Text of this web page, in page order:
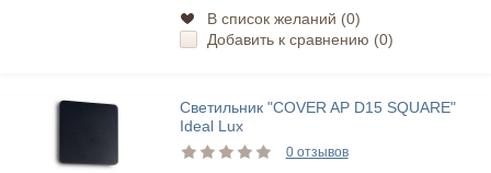
В список желаний (0)
Добавить к сравнению (0)
Светильник "COVER AP D15 SQUARE"
Ideal Lux
0 отзывов